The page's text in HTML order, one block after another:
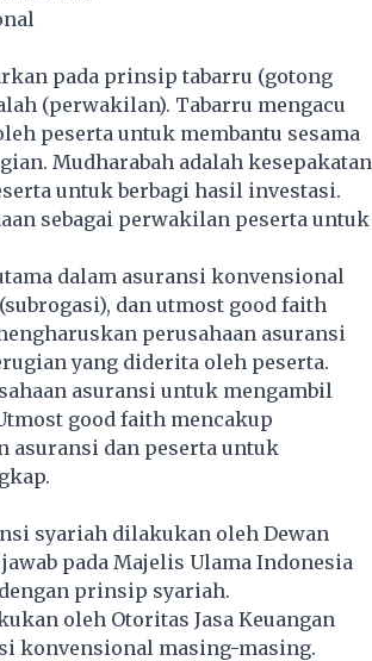
pada prinsip tabarru (gotong
(perwakilan). Tabarru mengacu
peserta untuk membantu sesama
Mudharabah adalah kesepakatan
untuk berbagi hasil investasi.
sebagai perwakilan peserta untuk
dalam asuransi konvensional
dan utmost good faith
perusahaan asuransi
yang diderita oleh peserta.
asuransi untuk mengambil
good faith mencakup
asuransi dan peserta untuk
syariah dilakukan oleh Dewan
pada Majelis Ulama Indonesia
prinsip syariah.
oleh Otoritas Jasa Keuangan
konvensional masing-masing.